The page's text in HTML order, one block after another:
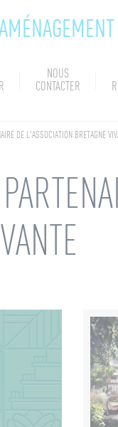
NOUS
CONTACTER
DE L'ASSOCIATION BRETAGNE